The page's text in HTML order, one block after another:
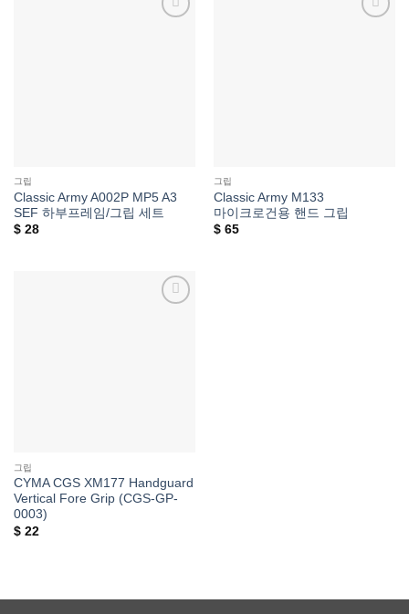
그립
Classic Army A002P MP5 A3
SEF 하부프레임/그립 세트
$28
그립
Classic Army M133
마이크로건용 핸드 그립
$65
그립
CYMA CGS XM177 Handguard
Vertical Fore Grip (CGS-GP-
0003)
$22